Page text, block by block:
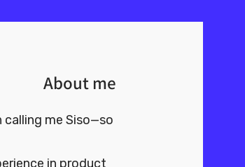
About me
calling me Siso—so
in product